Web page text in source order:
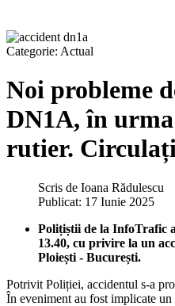
Categorie: Actual
Noi probleme
DN1A, în
rutier.
Scris de Ioana Rădulescu
Publicat: 17 Iunie 2025
Polițiștii de la InfoTrafic
13.40, cu privire la un
Ploiești - București.
Potrivit Poliției, accidentul s-a
În eveniment au fost implicate